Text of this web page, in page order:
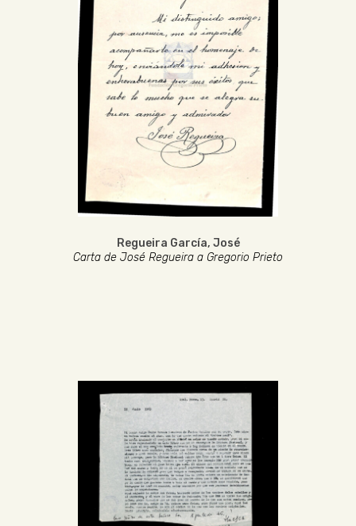
Regueira García, José
Carta de José Regueira a Gregorio Prieto